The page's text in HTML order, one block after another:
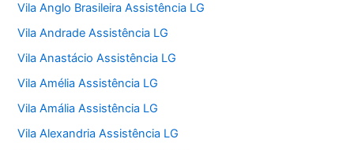
Vila Anglo Brasileira Assistência LG
Vila Andrade Assistência LG
Vila Anastácio Assistência LG
Vila Amélia Assistência LG
Vila Amália Assistência LG
Vila Alexandria Assistência LG